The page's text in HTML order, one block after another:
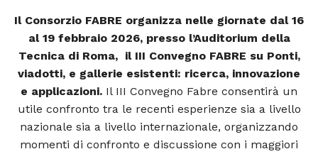
Il Consorzio FABRE organizza nelle giornate dal 16
al 19 febbraio 2026, presso l’Auditorium della
Tecnica di Roma, il III Convegno FABRE su Ponti,
viadotti, e gallerie esistenti: ricerca, innovazione
e applicazioni. Il III Convegno Fabre consentirà un
utile confronto tra le recenti esperienze sia a livello
nazionale sia a livello internazionale, organizzando
momenti di confronto e discussione con i maggiori